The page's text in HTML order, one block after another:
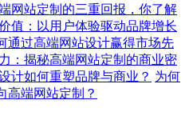
网站定制的三重回报，你了解
值：以用户体验驱动品牌增长
通过高端网站设计赢得市场先
：揭秘高端网站定制的商业密
计如何重塑品牌与商业？ 为何
高端网站定制？